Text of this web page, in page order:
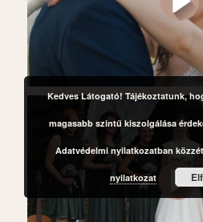
Kedves Látogató! Tájékoztatunk,
magasabb szintű kiszolgálása
Adatvédelmi nyilatkozatban
nyilatkozat